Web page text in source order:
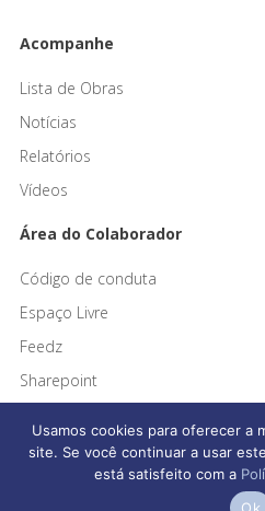
Acompanhe
Lista de Obras
Notícias
Relatórios
Vídeos
Área do Colaborador
Código de conduta
Espaço Livre
Feedz
Sharepoint
Afonso França Engenharia ©
Usamos cookies para oferecer a
site. Se você continuar a usar
está satisfeito com a
Ok